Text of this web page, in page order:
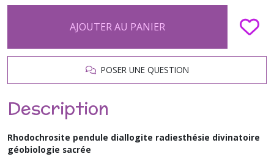
AJOUTER AU PANIER
POSER UNE QUESTION
Description
Rhodochrosite pendule diallogite radiesthésie divinatoire
géobiologie sacrée